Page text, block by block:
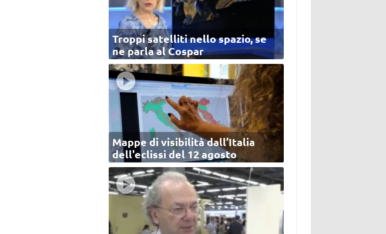
Troppi satelliti nello spazio, se
ne parla al Cospar
Mappe di visibilità dall’Italia
dell'eclissi del 12 agosto